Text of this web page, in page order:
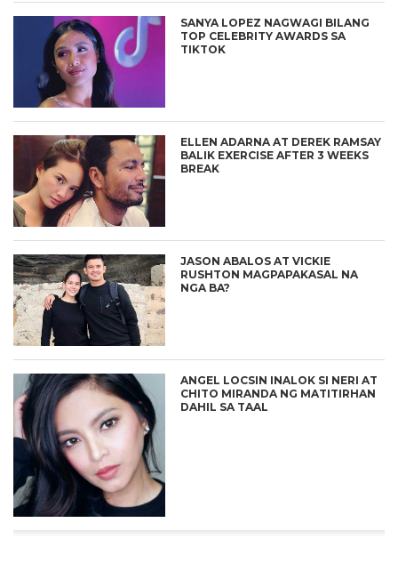
SANYA LOPEZ NAGWAGI BILANG
TOP CELEBRITY AWARDS SA
TIKTOK
ELLEN ADARNA AT DEREK RAMSAY
BALIK EXERCISE AFTER 3 WEEKS
BREAK
JASON ABALOS AT VICKIE
RUSHTON MAGPAPAKASAL NA
NGA BA?
ANGEL LOCSIN INALOK SI NERI AT
CHITO MIRANDA NG MATITIRHAN
DAHIL SA TAAL